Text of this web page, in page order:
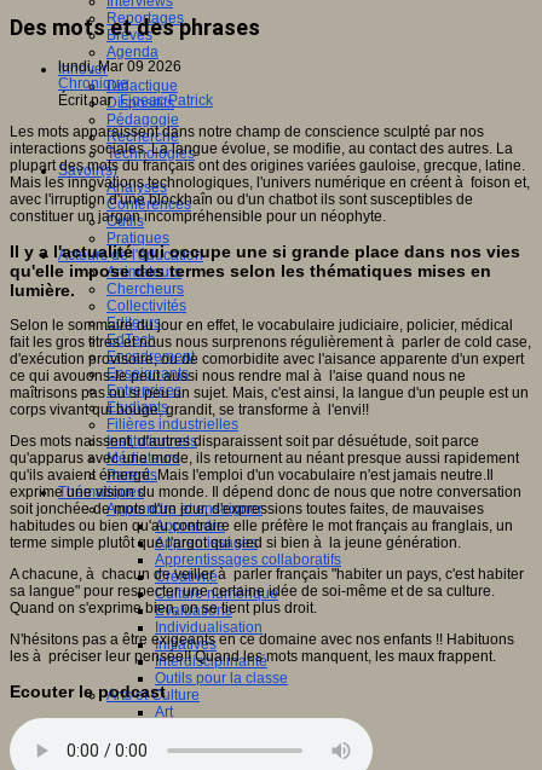
Reportages
Brèves
Agenda
Innover
Didactique
Dispositifs
Pédagogie
Recherche
Technologies
Savoir(s)
Analyses
Conférences
Outils
Pratiques
Acteurs de l'éducation
Animateurs
Chercheurs
Collectivités
Editeurs
EdTech
Encadrement
Enseignants
Entreprises
Etudiants
Filières industrielles
Institutionnels
Médiateurs
Parents
Thématiques
Apprendre et enseigner
Apprendre
Apprentissages
Apprentissages collaboratifs
Créativité
Culture numérique
Evaluations
Individualisation
Initiatives
Interdisciplinarité
Outils pour la classe
Arts et Culture
Art
Culture
Des mots et des phrases
lundi, Mar 09 2026
Chronique
Écrit parFigeac Patrick
Les mots apparaissent dans notre champ de conscience sculpté par nos
interactions sociales. La langue évolue, se modifie, au contact des autres. La
plupart des mots du français ont des origines variées gauloise, grecque, latine.
Mais les innovations technologiques, l'univers numérique en créent à foison et,
avec l'irruption d'une blockhaîn ou d'un chatbot ils sont susceptibles de
constituer un jargon incompréhensible pour un néophyte.
Il y a l'actualité qui occupe une si grande place dans nos vies
qu'elle impose des termes selon les thématiques mises en
lumière.
Selon le sommaire du jour en effet, le vocabulaire judiciaire, policier, médical
fait les gros titres et nous nous surprenons régulièrement à parler de cold case,
d'exécution provisoire, ou de comorbidite avec l'aisance apparente d'un expert
ce qui avouons-le peut aussi nous rendre mal à l'aise quand nous ne
maîtrisons pas ou si peu un sujet. Mais, c'est ainsi, la langue d'un peuple est un
corps vivant qui bouge, grandit, se transforme à l'envi!!
Des mots naissent, d'autres disparaissent soit par désuétude, soit parce
qu'apparus avec une mode, ils retournent au néant presque aussi rapidement
qu'ils avaient émergé .Mais l'emploi d'un vocabulaire n'est jamais neutre.Il
exprime une vision du monde. Il dépend donc de nous que notre conversation
soit jonchée de mots d'un jour, d'expressions toutes faites, de mauvaises
habitudes ou bien qu'au contraire elle préfère le mot français au franglais, un
terme simple plutôt que l'argot qui sied si bien à la jeune génération.
A chacune, à chacun de veiller à parler français "habiter un pays, c'est habiter
sa langue" pour respecter une certaine idée de soi-même et de sa culture.
Quand on s'exprime bien, on se tient plus droit.
N'hésitons pas a être exigeants en ce domaine avec nos enfants !! Habituons
les à préciser leur pensée!! Quand les mots manquent, les maux frappent.
Ecouter le podcast